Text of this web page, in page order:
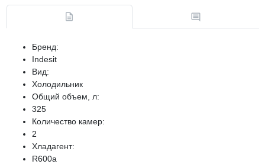
Бренд:
Indesit
Вид:
Холодильник
Общий объем, л:
325
Количество камер:
2
Хладагент:
R600a